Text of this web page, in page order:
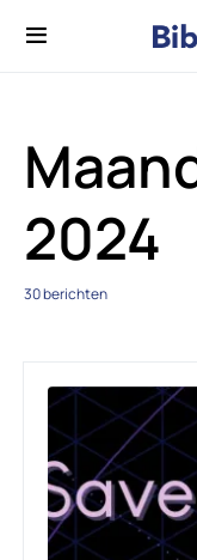
2024
30 berichten